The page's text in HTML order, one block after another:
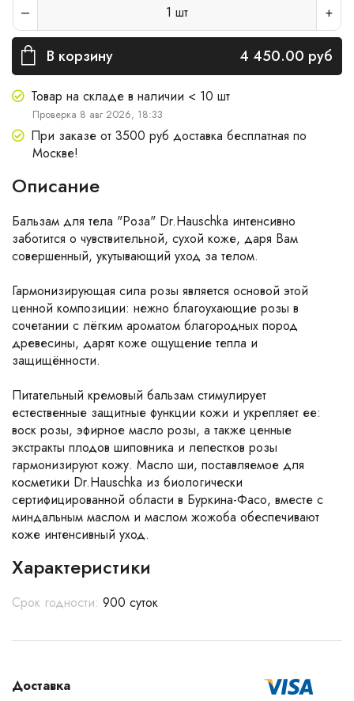
1 шт
В корзину 4 450.00 руб
Товар на складе в наличии < 10 шт
Проверка 8 авг 2026, 18:33
При заказе от 3500 руб доставка бесплатная по
Москве!
Описание
Бальзам для тела "Роза" Dr.Hauschka интенсивно
заботится о чувствительной, сухой коже, даря Вам
совершенный, укутывающий уход за телом.
Гармонизирующая сила розы является основой этой
ценной композиции: нежно благоухающие розы в
сочетании с лёгким ароматом благородных пород
древесины, дарят коже ощущение тепла и
защищённости.
Питательный кремовый бальзам стимулирует
естественные защитные функции кожи и укрепляет ее:
воск розы, эфирное масло розы, а также ценные
экстракты плодов шиповника и лепестков розы
гармонизируют кожу. Масло ши, поставляемое для
косметики Dr.Hauschka из биологически
сертифицированной области в Буркина-Фасо, вместе с
миндальным маслом и маслом жожоба обеспечивают
коже интенсивный уход.
Характеристики
Срок годности: 900 суток
Доставка